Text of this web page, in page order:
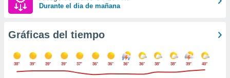
de
traten tus
a lo que
Durante el dia de mañana
Gráficas del tiempo
38° 39° 39° 39° 37° 36° 36° 36° 36° 38° 38° 39° 40°